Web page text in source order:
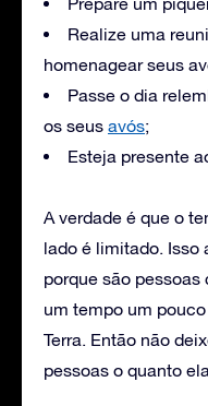
Realize uma
homenagear seus
Passe o dia
os seus avós;
Esteja presente
A verdade é que o
lado é limitado.
porque são
um tempo um
Terra. Então não
pessoas o quanto